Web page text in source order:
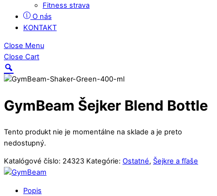
Fitness strava
O nás
KONTAKT
Close Menu
Close Cart
GymBeam Šejker Blend Bottle
Tento produkt nie je momentálne na sklade a je preto
nedostupný.
Katalógové číslo: 24323 Kategórie: Ostatné, Šejkre a fľaše
Popis